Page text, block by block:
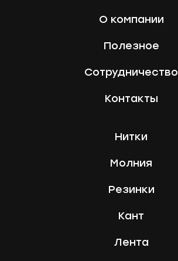
О компании
Полезное
Сотрудничество
Контакты
Нитки
Молния
Резинки
Кант
Лента